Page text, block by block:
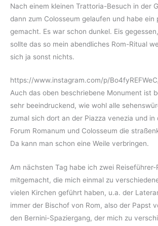
Nach einem kleinen Trattoria-Besuch in der
dann zum Colosseum gelaufen und habe ein
gemacht. Es war schon dunkel. Eis
sollte das so mein abendliches Rom-Ritual
sich ja sonst nichts.
https://www.instagram.com/p/
Auch das oben beschriebene Monument ist
sehr beeindruckend, wie wohl alle
zumal sich dort an der Piazza venezia und in
Forum Romanum und Colosseum die
Da kann man schon eine Weile verbringen.
Am nächsten Tag habe ich zwei Reiseführer-
mitgemacht, die mich einmal zu
vielen Kirchen geführt haben, u.a. der
immer der Bischof von Rom, also der Papst
den Bernini-Spaziergang, der mich zu